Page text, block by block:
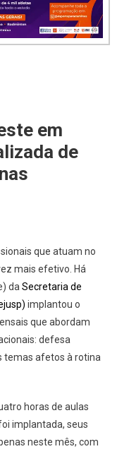
em
de
que atuam no
mais efetivo. Há
da Secretaria de
implantou o
que abordam
defesa
temas afetos à rotina
horas de aulas
implantada, seus
neste mês, com